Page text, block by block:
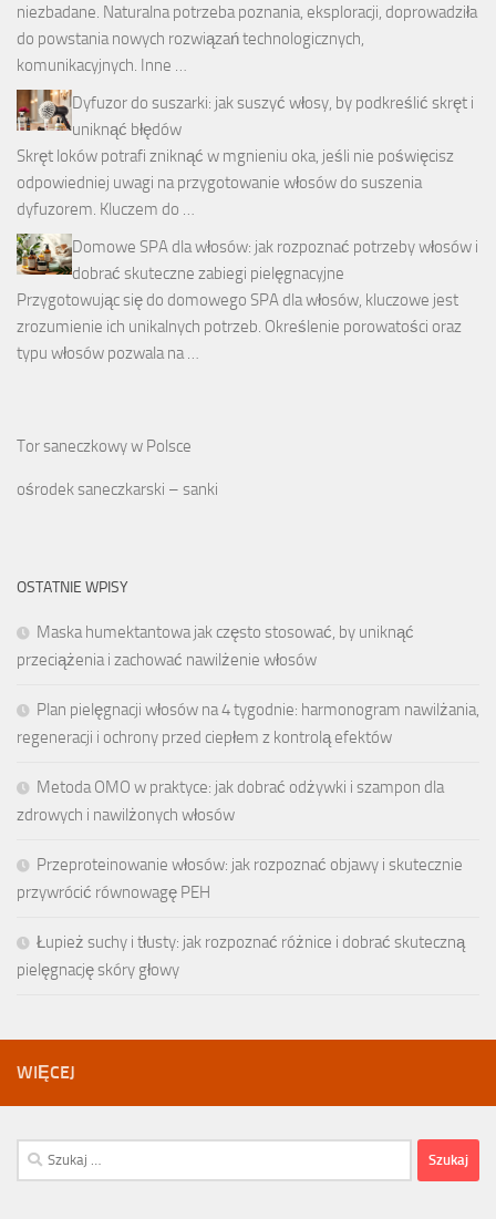
niezbadane. Naturalna potrzeba poznania, eksploracji, doprowadziła
do powstania nowych rozwiązań technologicznych,
komunikacyjnych. Inne …
Dyfuzor do suszarki: jak suszyć włosy, by podkreślić skręt i
uniknąć błędów
Skręt loków potrafi zniknąć w mgnieniu oka, jeśli nie poświęcisz
odpowiedniej uwagi na przygotowanie włosów do suszenia
dyfuzorem. Kluczem do …
Domowe SPA dla włosów: jak rozpoznać potrzeby włosów i
dobrać skuteczne zabiegi pielęgnacyjne
Przygotowując się do domowego SPA dla włosów, kluczowe jest
zrozumienie ich unikalnych potrzeb. Określenie porowatości oraz
typu włosów pozwala na …
Tor saneczkowy w Polsce
ośrodek saneczkarski – sanki
OSTATNIE WPISY
Maska humektantowa jak często stosować, by uniknąć
przeciążenia i zachować nawilżenie włosów
Plan pielęgnacji włosów na 4 tygodnie: harmonogram nawilżania,
regeneracji i ochrony przed ciepłem z kontrolą efektów
Metoda OMO w praktyce: jak dobrać odżywki i szampon dla
zdrowych i nawilżonych włosów
Przeproteinowanie włosów: jak rozpoznać objawy i skutecznie
przywrócić równowagę PEH
Łupież suchy i tłusty: jak rozpoznać różnice i dobrać skuteczną
pielęgnację skóry głowy
WIĘCEJ
Szukaj: